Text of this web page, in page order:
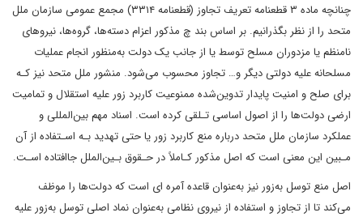
چنانچه ماده ۳ قطعنامه تعریف تجاوز (قطعنامه ۳۳۱۴) مجمع عمومی سازمان ملل
متحد را از نظر بگذرانیم. بر اساس بند چ مذکور اعزام دسته‌ها، گروه‌ها، نیروهای
نامنظم یا مزدوران مسلح توسط یا از جانب یک دولت به‌منظور انجام عملیات
مسلحانه علیه دولتی دیگر و… تجاوز محسوب می‌شود. منشور ملل متحد نیز کـه
برای صلح و امنیت پایدار تدوین‌شده ممنوعیت‌ کاربرد‌ زور علیه استقلال و تمامیت
ارضی دولت‌ها را از اصول اساسی تـلقی‌ کرده‌ است. اسناد‌ مهم بین‌المللی‌ و
عملکرد‌ سازمان‌ ملل متحد درباره منع کاربرد زور‌ یا‌ حتی تهدید بـه اسـتفاده از آن
مـبین این معنی است که اصل‌ مذکور‌ کـاملاً در حـقوق بـین‌الملل جاافتاده‌ اسـت.
اصل منع توسل به‌زور نیز به‌عنوان قاعده آمره ای است که دولت‌ها را موظف
می‌کند تا از تجاوز و استفاده از نیروی نظامی به‌عنوان نماد اصلی توسل به‌زور علیه